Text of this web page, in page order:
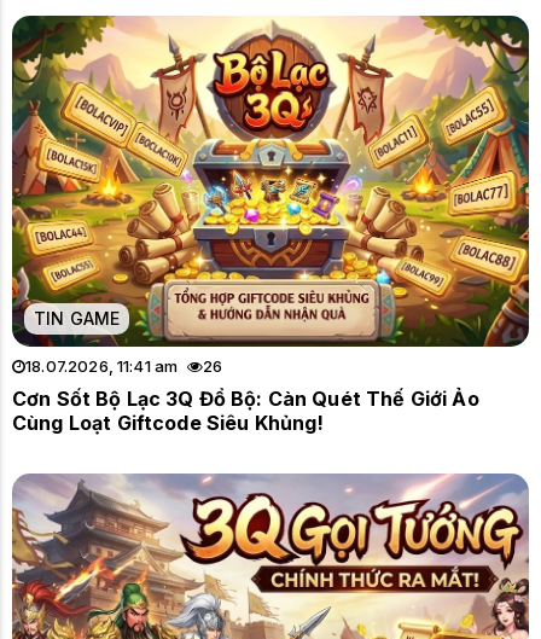
TIN GAME
18.07.2026, 11:41 am 26
Cơn Sốt Bộ Lạc 3Q Đổ Bộ: Càn Quét Thế Giới Ảo
Cùng Loạt Giftcode Siêu Khủng!